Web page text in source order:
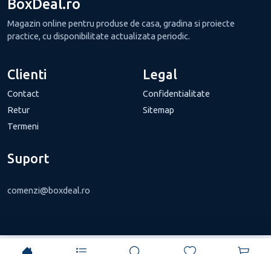
BoxDeal.ro
Magazin online pentru produse de casa, gradina si proiecte
practice, cu disponibilitate actualizata periodic.
Clienti
Contact
Retur
Termeni
Legal
Confidentialitate
Sitemap
Suport
comenzi@boxdeal.ro